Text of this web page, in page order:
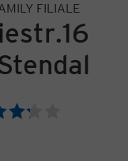
FILIALE